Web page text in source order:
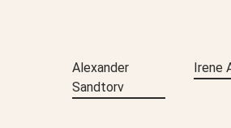
Alexander
Sandtorv
Irene